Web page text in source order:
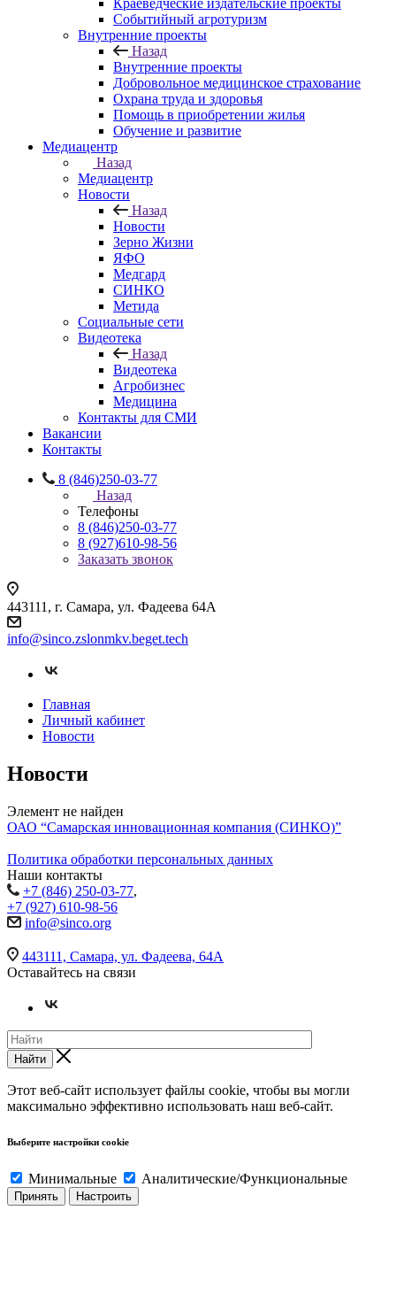
Краеведческие издательские проекты
Событийный агротуризм
Внутренние проекты
Назад
Внутренние проекты
Добровольное медицинское страхование
Охрана труда и здоровья
Помощь в приобретении жилья
Обучение и развитие
Медиацентр
Назад
Медиацентр
Новости
Назад
Новости
Зерно Жизни
ЯФО
Медгард
СИНКО
Метида
Социальные сети
Видеотека
Назад
Видеотека
Агробизнес
Медицина
Контакты для СМИ
Вакансии
Контакты
8 (846)250-03-77
Назад
Телефоны
8 (846)250-03-77
8 (927)610-98-56
Заказать звонок
443111, г. Самара, ул. Фадеева 64А
info@sinco.zslonmkv.beget.tech
Главная
Личный кабинет
Новости
Новости
Элемент не найден
ОАО “Самарская инновационная компания (СИНКО)”
Политика обработки персональных данных
Наши контакты
+7 (846) 250-03-77,
+7 (927) 610-98-56
info@sinco.org
443111, Самара, ул. Фадеева, 64А
Оставайтесь на связи
Найти
Этот веб-сайт использует файлы cookie, чтобы вы могли
максимально эффективно использовать наш веб-сайт.
Выберите настройки cookie
Минимальные Аналитические/Функциональные
Принять Настроить